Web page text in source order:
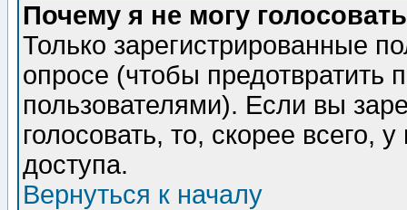
Почему я не могу
Только зарегистрированные
опросе (чтобы предотвратить
пользователями). Если вы
голосовать, то, скорее всего,
доступа.
Вернуться к началу